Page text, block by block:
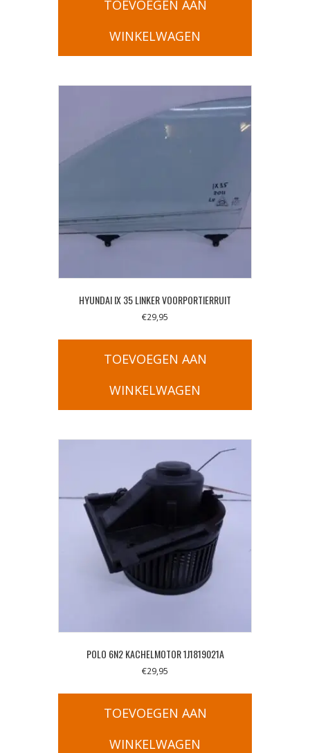
TOEVOEGEN AAN
WINKELWAGEN
HYUNDAI IX 35 LINKER VOORPORTIERRUIT
€29,95
TOEVOEGEN AAN
WINKELWAGEN
POLO 6N2 KACHELMOTOR 1J1819021A
€29,95
TOEVOEGEN AAN
WINKELWAGEN